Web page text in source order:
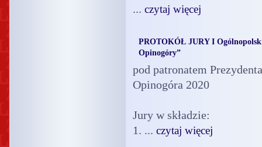
... czytaj więcej
PROTOKÓŁ JURY I
Opinogóry”
pod patronatem
Opinogóra 2020
Jury w składzie:
1. ... czytaj więcej